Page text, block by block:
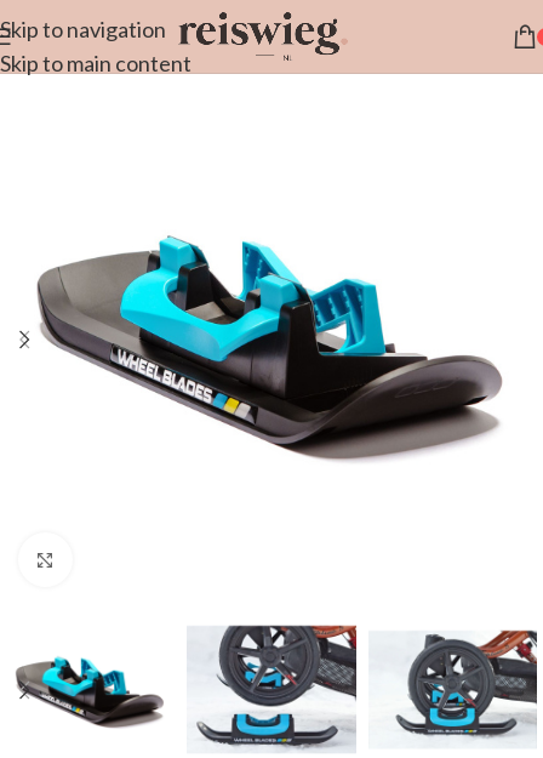
Skip to navigation
Skip to main content